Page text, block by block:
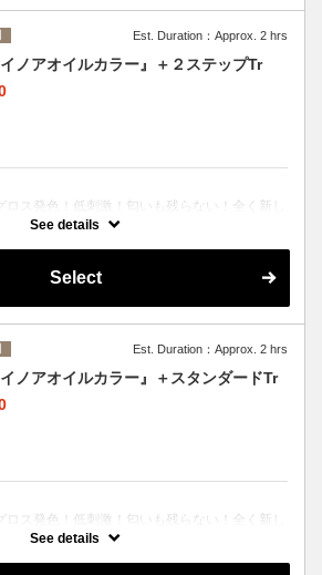
Est. Duration：Approx. 2 hrs
ノアオイルカラー』＋２ステップTr
ロス発色！低刺激！匂いも残らない！全く新し
ラーのセットメニュー☆シャンプー、ブロー込
See details
Select
Est. Duration：Approx. 2 hrs
ノアオイルカラー』＋スタンダードTr
ロス発色！低刺激！匂いも残らない！全く新し
ラーのセットメニュー☆シャンプー、ブロー込
See details